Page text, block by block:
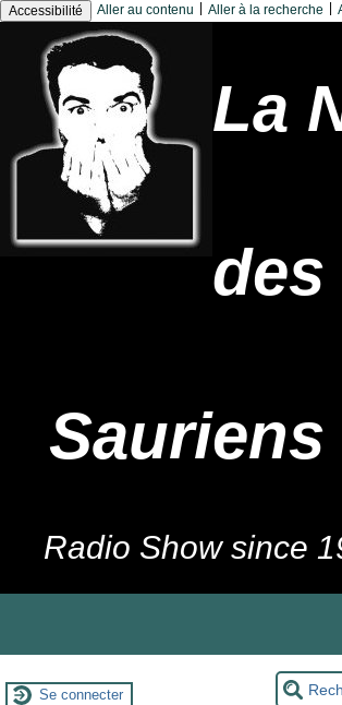
Accessibilité Aller au contenu Aller à la recherche
La
des
Sauriens
Radio Show since
Se connecter